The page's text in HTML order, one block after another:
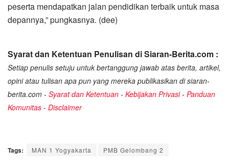
peserta mendapatkan jalan pendidikan terbaik untuk masa
depannya,” pungkasnya. (dee)
Syarat dan Ketentuan Penulisan di Siaran-Berita.com :
Setiap penulis setuju untuk bertanggung jawab atas berita, artikel,
opini atau tulisan apa pun yang mereka publikasikan di siaran-
berita.com - Syarat dan Ketentuan - Kebijakan Privasi- Panduan
Komunitas - Disclaimer
Tags: MAN 1 Yogyakarta PMB Gelombang 2